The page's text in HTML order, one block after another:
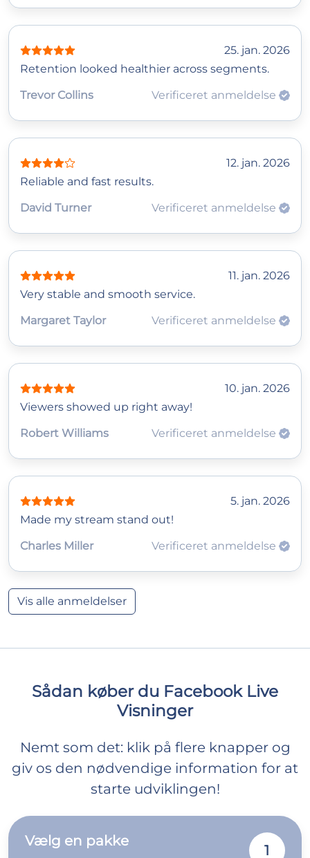
25. jan. 2026
Retention looked healthier across segments.
Trevor Collins
Verificeret anmeldelse
12. jan. 2026
Reliable and fast results.
David Turner
Verificeret anmeldelse
11. jan. 2026
Very stable and smooth service.
Margaret Taylor
Verificeret anmeldelse
10. jan. 2026
Viewers showed up right away!
Robert Williams
Verificeret anmeldelse
5. jan. 2026
Made my stream stand out!
Charles Miller
Verificeret anmeldelse
Vis alle anmeldelser
Sådan køber du Facebook Live
Visninger
Nemt som det: klik på flere knapper og
giv os den nødvendige information for at
starte udviklingen!
Vælg en pakke
1